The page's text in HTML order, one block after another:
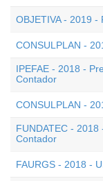
OBJETIVA - 2019
CONSULPLAN -
IPEFAE - 2018 -
Contador
CONSULPLAN -
FUNDATEC -
Contador
FAURGS - 2018 -